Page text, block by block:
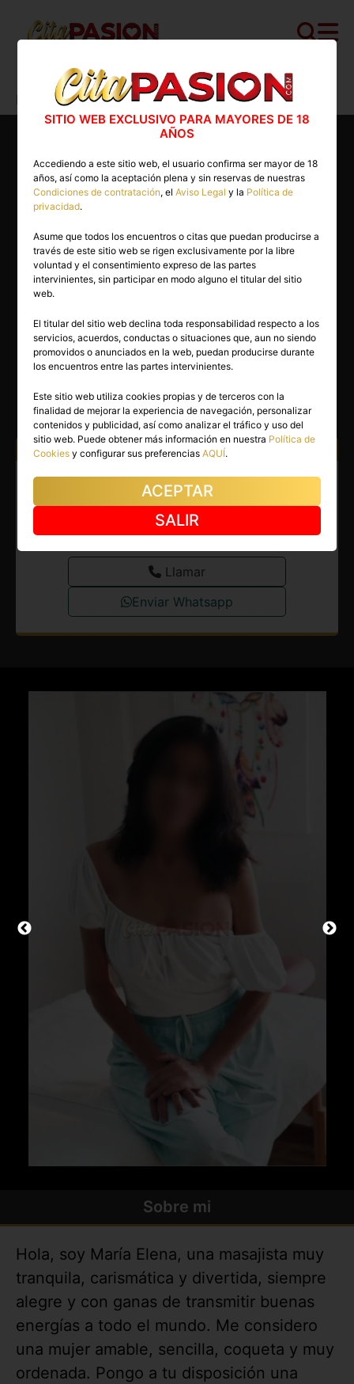
Cita PASION.COM>Masajistas >Madrid>
Madrid capital>María Elena
45 años
MARÍA ELENA
Madrid capital(Madrid)
(134)
Atiendo a: Hombres
Masajista en Madrid capital.
Masajista española, titulada y
elegante.
Llamar
Enviar Whatsapp
Sobre mi
Hola, soy María Elena, una masajista muy
tranquila, carismática y divertida, siempre
alegre y con ganas de transmitir buenas
energías a todo el mundo. Me considero
una mujer amable, sencilla, coqueta y muy
ordenada. Pongo a tu disposición una
SITIO WEB EXCLUSIVO PARA MAYORES DE 18
AÑOS
Accediendo a este sitio web, el usuario confirma ser mayor de 18
años, así como la aceptación plena y sin reservas de nuestras
Condiciones de contratación, elAviso Legal y la Política de
privacidad.
Asume que todos los encuentros o citas que puedan producirse a
través de este sitio web se rigen exclusivamente por la libre
voluntad y el consentimiento expreso de las partes
intervinientes, sin participar en modo alguno el titular del sitio
web.
El titular del sitio web declina toda responsabilidad respecto a los
servicios, acuerdos, conductas o situaciones que, aun no siendo
promovidos o anunciados en la web, puedan producirse durante
los encuentros entre las partes intervinientes.
Este sitio web utiliza cookies propias y de terceros con la
finalidad de mejorar la experiencia de navegación, personalizar
contenidos y publicidad, así como analizar el tráfico y uso del
sitio web. Puede obtener más información en nuestra Política de
Cookies y configurar sus preferenciasAQUÍ.
ACEPTAR
SALIR